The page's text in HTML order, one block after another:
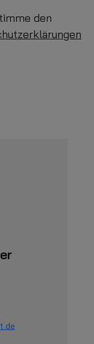
den